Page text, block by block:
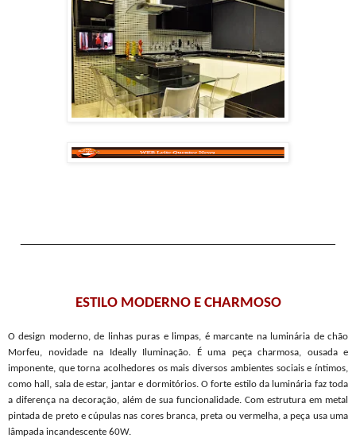
ESTILO MODERNO E CHARMOSO
O design moderno, de linhas puras e limpas, é marcante na luminária de chão
Morfeu, novidade na Ideally Iluminação. É uma peça charmosa, ousada e
imponente, que torna acolhedores os mais diversos ambientes sociais e íntimos,
como hall, sala de estar, jantar e dormitórios. O forte estilo da luminária faz toda
a diferença na decoração, além de sua funcionalidade. Com estrutura em metal
pintada de preto e cúpulas nas cores branca, preta ou vermelha, a peça usa uma
lâmpada incandescente 60W.